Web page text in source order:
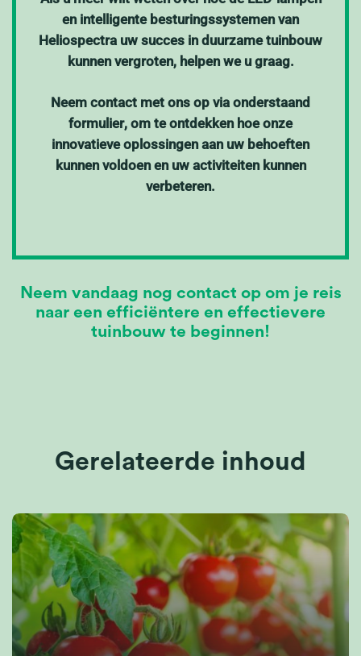
en intelligente besturingssystemen van
Heliospectra uw succes in duurzame tuinbouw
kunnen vergroten, helpen we u graag.
Neem contact met ons op via onderstaand
formulier, om te ontdekken hoe onze
innovatieve oplossingen aan uw behoeften
kunnen voldoen en uw activiteiten kunnen
verbeteren.
Neem vandaag nog contact op om je reis
naar een efficiëntere en effectievere
tuinbouw te beginnen!
Gerelateerde inhoud